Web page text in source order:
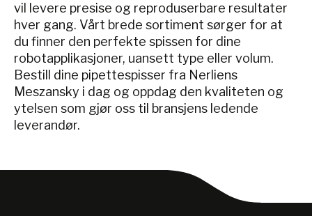
vil levere presise og reproduserbare resultater
hver gang. Vårt brede sortiment sørger for at
du finner den perfekte spissen for dine
robotapplikasjoner, uansett type eller volum.
Bestill dine pipettespisser fra Nerliens
Meszansky i dag og oppdag den kvaliteten og
ytelsen som gjør oss til bransjens ledende
leverandør.